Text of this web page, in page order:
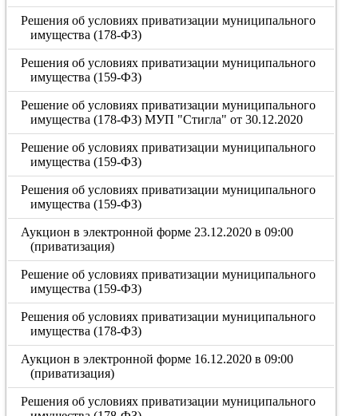
Решения об условиях приватизации муниципального
имущества (178-ФЗ)
Решения об условиях приватизации муниципального
имущества (159-ФЗ)
Решение об условиях приватизации муниципального
имущества (178-ФЗ) МУП "Стигла" от 30.12.2020
Решение об условиях приватизации муниципального
имущества (159-ФЗ)
Решения об условиях приватизации муниципального
имущества (159-ФЗ)
Аукцион в электронной форме 23.12.2020 в 09:00
(приватизация)
Решение об условиях приватизации муниципального
имущества (159-ФЗ)
Решения об условиях приватизации муниципального
имущества (178-ФЗ)
Аукцион в электронной форме 16.12.2020 в 09:00
(приватизация)
Решения об условиях приватизации муниципального